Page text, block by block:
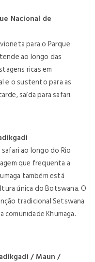
Nacional de
para o Parque
ao longo das
ricas em
e o sustento para as
saída para safari.
ao longo do Rio
que frequenta a
também está
única do Botswana. O
tradicional Setswana
comunidade Khumaga.
/ Maun /